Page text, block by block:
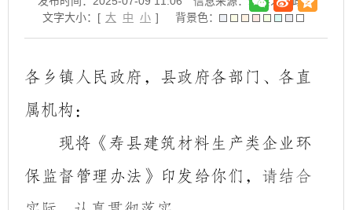
文字大小：[ 大 中 小 ] 背景色：
各乡镇人民政府， 县政府各部门、各直
属机构：
现将《寿县建筑材料生产类企业环
保监督管理办法》印发给你们， 请结合